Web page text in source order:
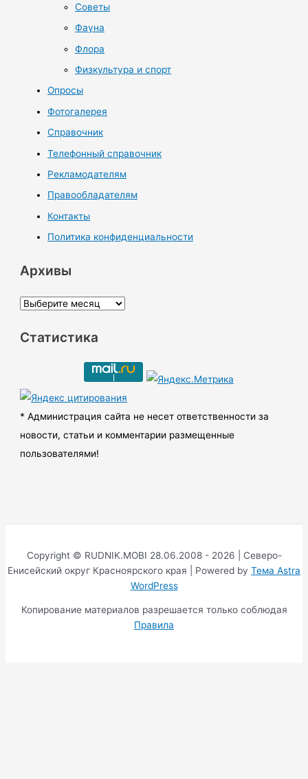
Советы
Фауна
Флора
Физкультура и спорт
Опросы
Фотогалерея
Справочник
Телефонный справочник
Рекламодателям
Правообладателям
Контакты
Политика конфиденциальности
Архивы
А
х
ы
Статистика
* Администрация сайта не несет ответственности за
новости, статьи и комментарии размещенные
пользователями!
Copyright © RUDNIK.MOBI 28.06.2008 - 2026 | Северо-
Енисейский округ Красноярского края | Powered by Тема Astra
WordPress
Копирование материалов разрешается только соблюдая
Правила